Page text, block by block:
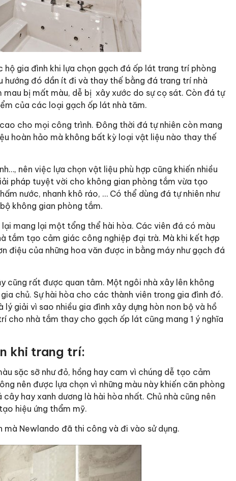
gia đình khi lựa chọn gạch đá ốp lát trang trí phòng
hướng đó dần ít đi và thay thế bằng đá trang trí nhà
bị mất màu, dễ bị xây xước do sự cọ sát. Còn đá tự
của các loại gạch ốp lát nhà tăm.
cho mọi công trình. Đông thời đá tự nhiên còn mang
hoàn hảo mà không bất kỳ loại vật liệu nào thay thế
nên việc lựa chọn vật liệu phù hợp cũng khiến nhiều
pháp tuyệt vời cho không gian phòng tắm vừa tạo
nước, nhanh khô ráo, … Có thể dùng đá tự nhiên như
không gian phòng tắm.
mang lại một tổng thể hài hòa. Các viên đá có màu
tắm tạo cảm giác công nghiệp đại trà. Mà khi kết hợp
điệu của những hoa văn được in bằng máy như gạch đá
cũng rất được quan tâm. Một ngôi nhà xây lên không
chủ. Sự hài hòa cho các thành viên trong gia đình đó.
giải vì sao nhiều gia đình xây dựng hòn non bộ và hồ
cho nhà tắm thay cho gạch ốp lát cũng mang 1 ý nghĩa
khi trang trí:
sặc sỡ như đỏ, hồng hay cam vì chúng dễ tạo cảm
nên được lựa chọn vì những màu này khiến căn phòng
hay xanh dương là hài hòa nhất. Chủ nhà cũng nên
hiệu ứng thẩm mỹ.
Newlando đã thi công và đi vào sử dụng.